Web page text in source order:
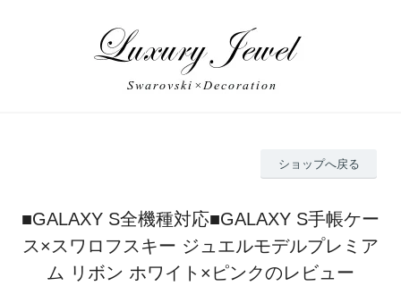
ショップへ戻る
■GALAXY S全機種対応■GALAXY S手帳ケー
ス×スワロフスキー ジュエルモデルプレミア
ム リボン ホワイト×ピンクのレビュー